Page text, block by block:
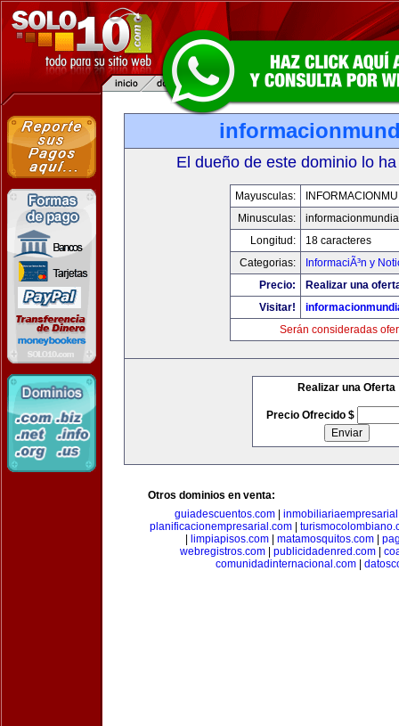
El dueño de este dominio lo
Mayusculas:
Minusculas:
Longitud:
18 caracteres
Categorias:
InformaciÃ³n y
Precio:
Realizar una
Visitar!
Serán consideradas
Realizar una Oferta
Precio Ofrecido $
Otros dominios en venta:
guiadescuentos.com
planificacionempresarial.com
limpiapisos.com| matamosquitos.com|
webregistros.com| publicidadenred.com|
comunidadinternacional.com|